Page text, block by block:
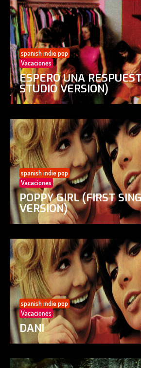
spanish indie pop
Vacaciones
ESPERO UNA
STUDIO VERSION)
spanish indie pop
Vacaciones
POPPY GIRL (FIRST
VERSION)
spanish indie pop
Vacaciones
DANI